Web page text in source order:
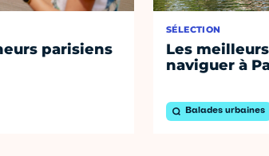
parisiens
SÉLECTION
Les
naviguer à
Balades urbaines